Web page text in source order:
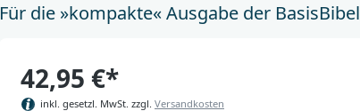
Für die »kompakte« Ausgabe der BasisBibel
42,95 €*
inkl. gesetzl. MwSt. zzgl. Versandkosten